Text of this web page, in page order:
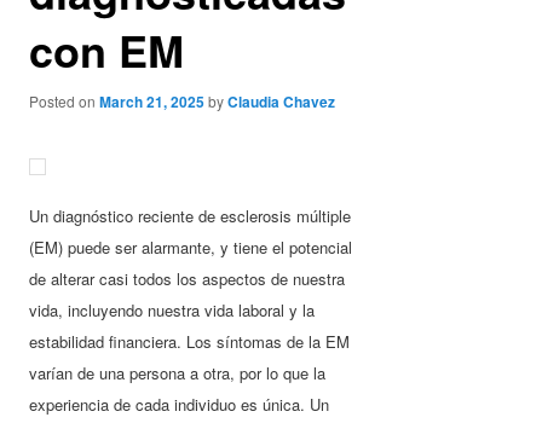
con EM
Posted onMarch 21, 2025byClaudia Chavez
Un diagnóstico reciente de esclerosis múltiple
(EM) puede ser alarmante, y tiene el potencial
de alterar casi todos los aspectos de nuestra
vida, incluyendo nuestra vida laboral y la
estabilidad financiera. Los síntomas de la EM
varían de una persona a otra, por lo que la
experiencia de cada individuo es única. Un